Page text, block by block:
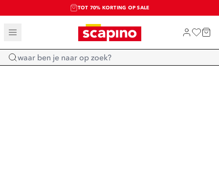
TOT 70% KORTING OP SALE
SALE: LAATSTE KANS!
SHOP NIEUW
Home